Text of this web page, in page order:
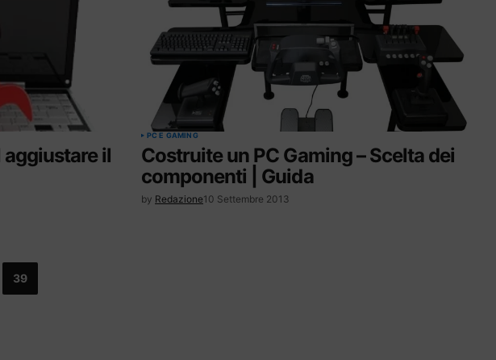
il
PC E GAMING
Costruite un PC Gaming – Scelta dei
componenti | Guida
by Redazione10 Settembre 2013
39